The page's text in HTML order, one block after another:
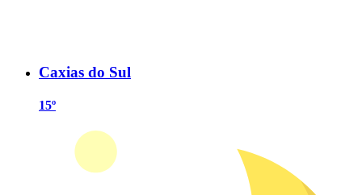
Caxias do Sul
15º